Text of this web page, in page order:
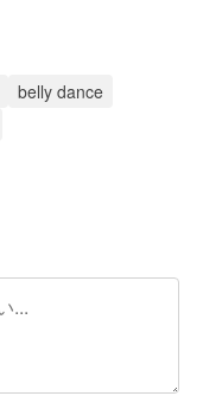
belly dance